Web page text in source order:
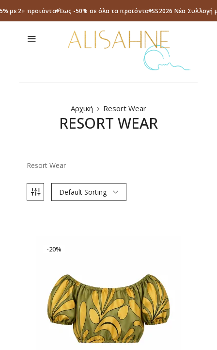
με 2+ προϊόντα Έως -50% σε όλα τα προϊόντα SS2026 Νέα Συλλογή
RESORT WEAR
Αρχική Resort Wear
Resort Wear
Default Sorting
-20%